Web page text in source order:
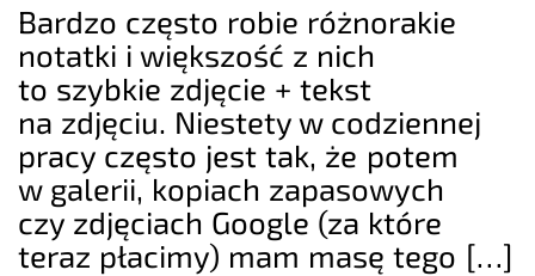
Bardzo często robie różnorakie
notatki i większość z nich
to szybkie zdjęcie + tekst
na zdjęciu. Niestety w codziennej
pracy często jest tak, że potem
w galerii, kopiach zapasowych
czy zdjęciach Google (za które
teraz płacimy) mam masę tego […]